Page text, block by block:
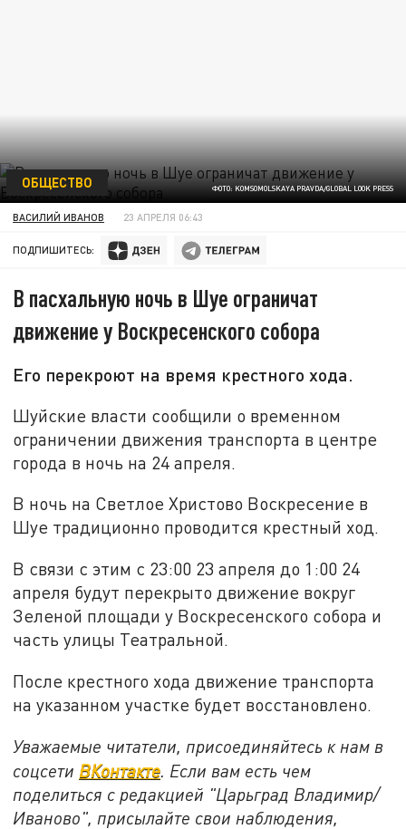
ФОТО: KOMSOMOLSKAYA PRAVDA/GLOBAL LOOK PRESS
ОБЩЕСТВО
ВАСИЛИЙ ИВАНОВ 23 АПРЕЛЯ 06:43
ПОДПИШИТЕСЬ:
В пасхальную ночь в Шуе ограничат
движение у Воскресенского собора
Его перекроют на время крестного хода.
Шуйские власти сообщили о временном
ограничении движения транспорта в центре
города в ночь на 24 апреля.
В ночь на Светлое Христово Воскресение в
Шуе традиционно проводится крестный ход.
В связи с этим с 23:00 23 апреля до 1:00 24
апреля будут перекрыто движение вокруг
Зеленой площади у Воскресенского собора и
часть улицы Театральной.
После крестного хода движение транспорта
на указанном участке будет восстановлено.
Уважаемые читатели, присоединяйтесь к нам в
соцсети ВКонтакте . Если вам есть чем
поделиться с редакцией "Царьград Владимир/
Иваново", присылайте свои наблюдения,